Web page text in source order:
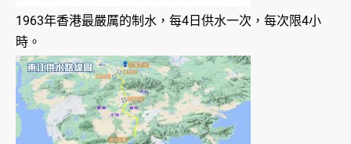
1963年香港最嚴厲的制水，每4日供水一次，每次限4小
時。